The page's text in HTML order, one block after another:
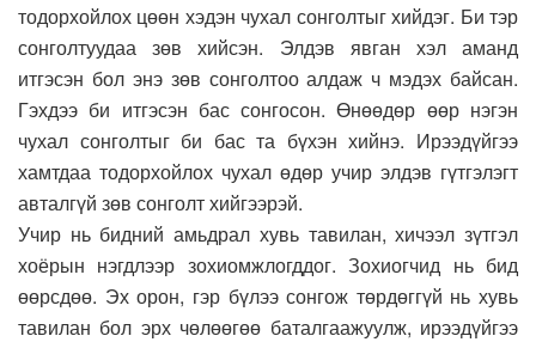
тодорхойлох цөөн хэдэн чухал сонголтыг хийдэг. Би тэр
сонголтуудаа зөв хийсэн. Элдэв явган хэл аманд
итгэсэн бол энэ зөв сонголтоо алдаж ч мэдэх байсан.
Гэхдээ би итгэсэн бас сонгосон. Өнөөдөр өөр нэгэн
чухал сонголтыг би бас та бүхэн хийнэ. Ирээдүйгээ
хамтдаа тодорхойлох чухал өдөр учир элдэв гүтгэлэгт
авталгүй зөв сонголт хийгээрэй.
Учир нь бидний амьдрал хувь тавилан, хичээл зүтгэл
хоёрын нэгдлээр зохиомжлогддог. Зохиогчид нь бид
өөрсдөө. Эх орон, гэр бүлээ сонгож төрдөггүй нь хувь
тавилан бол эрх чөлөөгөө баталгаажуулж, ирээдүйгээ